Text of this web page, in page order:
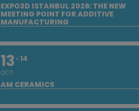
EXPO3D ISTANBUL 2026: THE NEW
MEETING POINT FOR ADDITIVE
MANUFACTURING
13
OCT
14
AM CERAMICS